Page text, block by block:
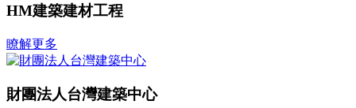
HM建築建材工程
瞭解更多
財團法人台灣建築中心